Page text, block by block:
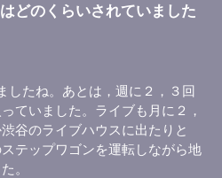
どのくらいされていました
したね。あとは，週に２，３回
ていました。ライブも月に２，
谷のライブハウスに出たりと
テップワゴンを運転しながら地
。